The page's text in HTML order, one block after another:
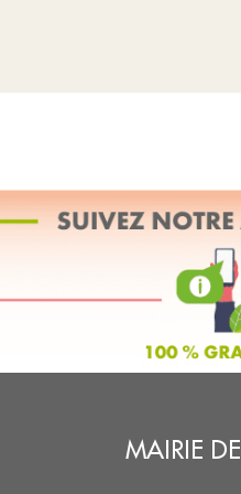
MAIRIE DE